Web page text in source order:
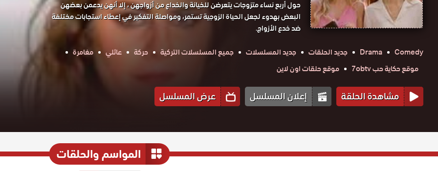
حول أربع نساء متزوجات يتعرضن للخيانة والخداع من أزواجهن ، إلا أنهن يدعمن بعضهن
البعض بهدوء لجعل الحياة الزوجية تستمر، ومواصلة التفكير في إعطاء استجابات مختلفة
ضد خدع الأزواج.
Comedy
Drama جديد الحلقات جديد المسلسلات جميع المسلسلات التركية حركة عائلي
مغامرة
موقع حكاية حب 7obtv
موقع حلقات اون لاين
مشاهدة الحلقة إعلان المسلسل عرض المسلسل
المواسم والحلقات